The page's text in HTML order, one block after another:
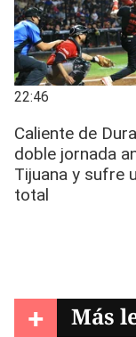
+ Más